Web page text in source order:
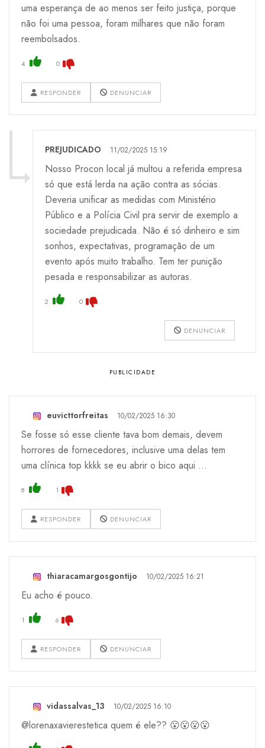
uma esperança de ao menos ser feito justiça, porque
não foi uma pessoa, foram milhares que não foram
reembolsados.
4 0
RESPONDER DENUNCIAR
PREJUDICADO 11/02/2025 15:19
Nosso Procon local já multou a referida empresa
só que está lerda na ação contra as sócias.
Deveria unificar as medidas com Ministério
Público e a Polícia Civil pra servir de exemplo a
sociedade prejudicada. Não é só dinheiro e sim
sonhos, expectativas, programação de um
evento após muito trabalho. Tem ter punição
pesada e responsabilizar as autoras.
2 0
DENUNCIAR
euvicttorfreitas 10/02/2025 16:30
Se fosse só esse cliente tava bom demais, devem
horrores de fornecedores, inclusive uma delas tem
uma clínica top kkkk se eu abrir o bico aqui …
8 1
RESPONDER DENUNCIAR
thiaracamargosgontijo 10/02/2025 16:21
Eu acho é pouco.
1 6
RESPONDER DENUNCIAR
vidassalvas_13 10/02/2025 16:10
@lorenaxavierestetica quem é ele?? 😮😮😮😮